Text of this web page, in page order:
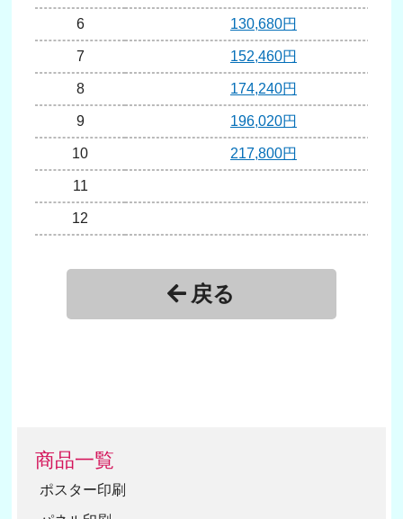
6 130,680円
7 152,460円
8 174,240円
9 196,020円
10 217,800円
11
12
戻る
商品一覧
ポスター印刷